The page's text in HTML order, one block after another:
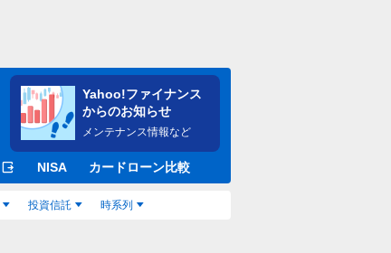
Yahoo!ファイナンス
からのお知らせ
メンテナンス情報など
NISA カードローン比較
投資信託 時系列